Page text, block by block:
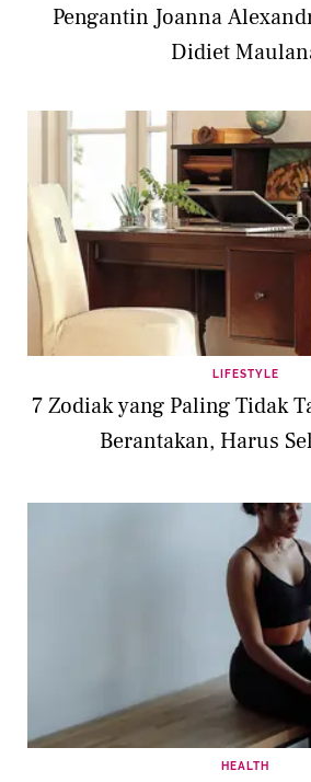
Pengantin Joanna
Didiet
LIFESTYLE
7 Zodiak yang Paling Tidak
Berantakan, Harus
HEALTH